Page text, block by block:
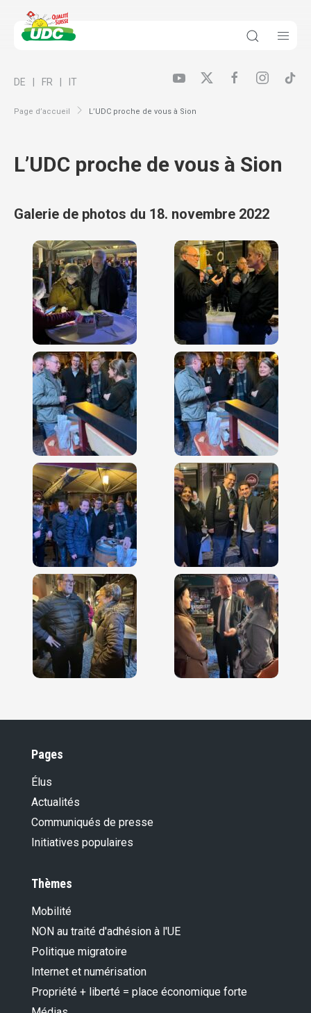
Page d’accueil L’UDC proche de vous à Sion
DE FR IT
L’UDC proche de vous à Sion
Galerie de photos du 18. novembre 2022
Pages
Élus
Actualités
Communiqués de presse
Initiatives populaires
Thèmes
Mobilité
NON au traité d'adhésion à l'UE
Politique migratoire
Internet et numérisation
Propriété + liberté = place économique forte